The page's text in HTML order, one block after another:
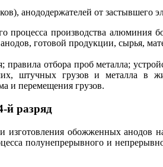
анододержателей от застывшего
процесса производства
готовой продукции, сырья,
отбора проб металла;
штучных грузов и металла в
и перемещения грузов.
й разряд
обожженных анодов
полунепрерывного и